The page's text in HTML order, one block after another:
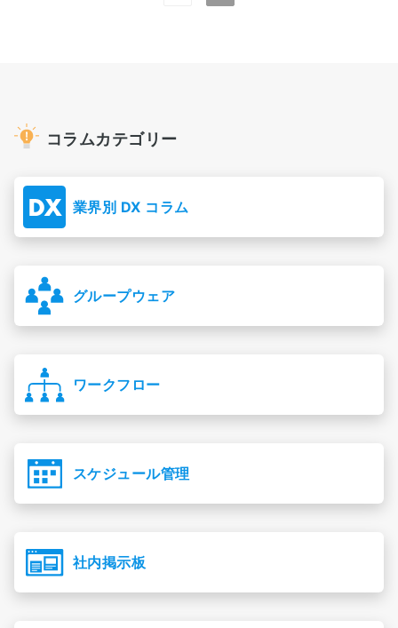
コラムカテゴリー
業界別 DX コラム
グループウェア
ワークフロー
スケジュール管理
社内掲示板